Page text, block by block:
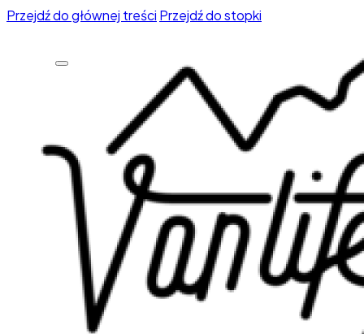
Przejdź do głównej treści Przejdź do stopki